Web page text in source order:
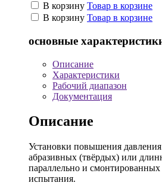
В корзину Товар в корзине
В корзину Товар в корзине
основные
Описание
Характеристики
Рабочий диапазон
Документация
Описание
Установки повышения
абразивных (твёрдых) или
параллельно и
испытания.